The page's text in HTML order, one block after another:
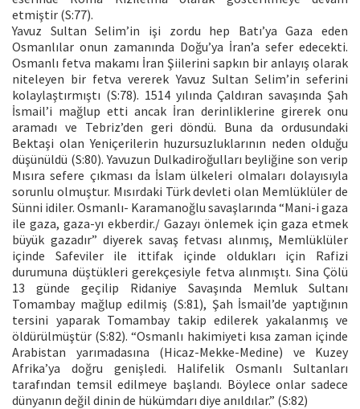
etmiştir (S:77).
Yavuz Sultan Selim’in işi zordu hep Batı’ya Gaza eden
Osmanlılar onun zamanında Doğu’ya İran’a sefer edecekti.
Osmanlı fetva makamı İran Şiilerini sapkın bir anlayış olarak
niteleyen bir fetva vererek Yavuz Sultan Selim’in seferini
kolaylaştırmıştı (S:78). 1514 yılında Çaldıran savaşında Şah
İsmail’i mağlup etti ancak İran derinliklerine girerek onu
aramadı ve Tebriz’den geri döndü. Buna da ordusundaki
Bektaşi olan Yeniçerilerin huzursuzluklarının neden olduğu
düşünüldü (S:80). Yavuzun Dulkadiroğulları beyliğine son verip
Mısıra sefere çıkması da İslam ülkeleri olmaları dolayısıyla
sorunlu olmuştur. Mısırdaki Türk devleti olan Memlüklüler de
Sünni idiler. Osmanlı- Karamanoğlu savaşlarında “Mani-i gaza
ile gaza, gaza-yı ekberdir./ Gazayı önlemek için gaza etmek
büyük gazadır” diyerek savaş fetvası alınmış, Memlüklüler
içinde Safeviler ile ittifak içinde oldukları için Rafizi
durumuna düştükleri gerekçesiyle fetva alınmıştı. Sina Çölü
13 günde geçilip Ridaniye Savaşında Memluk Sultanı
Tomambay mağlup edilmiş (S:81), Şah İsmail’de yaptığının
tersini yaparak Tomambay takip edilerek yakalanmış ve
öldürülmüştür (S:82). “Osmanlı hakimiyeti kısa zaman içinde
Arabistan yarımadasına (Hicaz-Mekke-Medine) ve Kuzey
Afrika’ya doğru genişledi. Halifelik Osmanlı Sultanları
tarafından temsil edilmeye başlandı. Böylece onlar sadece
dünyanın değil dinin de hükümdarı diye anıldılar.” (S:82)